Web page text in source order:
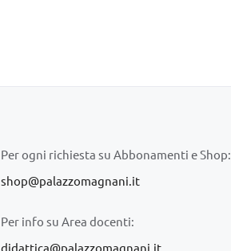
Per ogni richiesta su Abbonamenti e Shop:
shop@palazzomagnani.it
Per info su Area docenti:
didattica@palazzomagnani.it